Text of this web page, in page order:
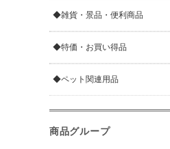
◆雑貨・景品・便利商品
◆特価・お買い得品
◆ペット関連用品
商品グループ